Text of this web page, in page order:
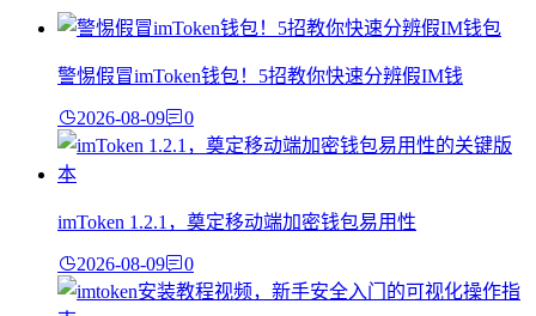
警惕假冒imToken钱包！5招教你快速分辨假IM钱
2026-08-09 0
imToken 1.2.1，奠定移动端加密钱包易用性
2026-08-09 0